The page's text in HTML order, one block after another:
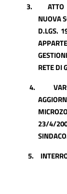
3.
NUOVA
D.LGS.
RETE DI
4.
23/4/
5.